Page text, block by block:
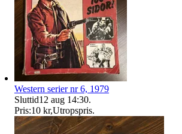
Western serier nr 6, 1979
Sluttid12 aug 14:30.
Pris:10 kr,Utropspris.